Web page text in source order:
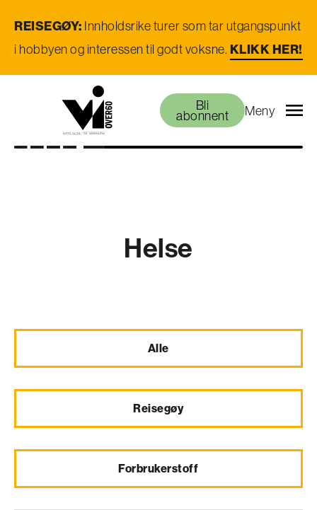
REISEGØY: Innholdsrike turer som tar utgangspunkt
i hobbyen og interessen til godt voksne.KLIKK HER!
Bli
abonnent Meny
Helse
Alle
Reisegøy
Forbrukerstoff